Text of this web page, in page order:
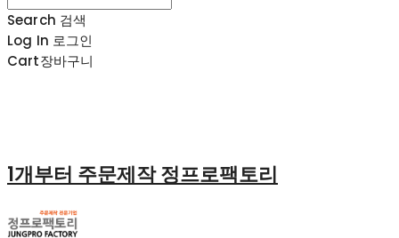
Search 검색
Log In 로그인
Cart장바구니
1개부터 주문제작 정프로팩토리